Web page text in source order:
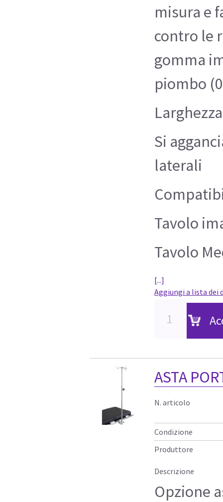
misura e
contro le
gomma
piombo
Si
laterali
Tavolo
Tavolo
[...]
Aggiungi a lista dei
ASTA
N. articolo
Condizione
Produttore
Descrizione
Opzione